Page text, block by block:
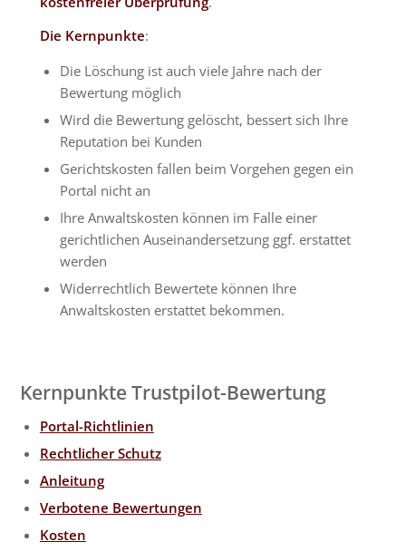
Die Kernpunkte:
Die Löschung ist auch viele Jahre nach der
Bewertung möglich
Wird die Bewertung gelöscht, bessert sich Ihre
Reputation bei Kunden
Gerichtskosten fallen beim Vorgehen gegen ein
Portal nicht an
Ihre Anwaltskosten können im Falle einer
gerichtlichen Auseinandersetzung ggf. erstattet
werden
Widerrechtlich Bewertete können Ihre
Anwaltskosten erstattet bekommen.
Kernpunkte Trustpilot-Bewertung
Portal-Richtlinien
Rechtlicher Schutz
Anleitung
Verbotene Bewertungen
Kosten